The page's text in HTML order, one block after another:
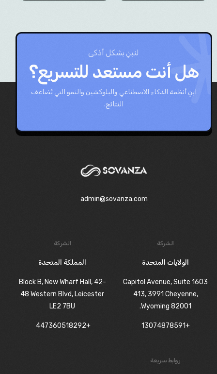
لنبنِ بشكل أذكى
هل أنت مستعد للتسريع؟
ابنِ أنظمة الذكاء الاصطناعي والبلوكشين والنمو التي تُضاعف
النتائج.
admin@sovanza.com
الشركة
الولايات المتحدة
1603 Capitol Avenue, Suite
413, 3991 Cheyenne,
Wyoming 82001.
+13074878591
الشركة
المملكة المتحدة
Block B, New Wharf Hall, 42-
48 Western Blvd, Leicester
LE2 7BU
+447360518292
روابط سريعة